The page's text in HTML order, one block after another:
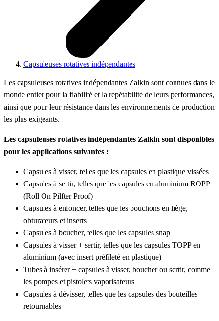
Capsuleuses rotatives indépendantes
Les capsuleuses rotatives indépendantes Zalkin sont connues dans le
monde entier pour la fiabilité et la répétabilité de leurs performances,
ainsi que pour leur résistance dans les environnements de production
les plus exigeants.
Les capsuleuses rotatives indépendantes Zalkin sont disponibles
pour les applications suivantes :
Capsules à visser, telles que les capsules en plastique vissées
Capsules à sertir, telles que les capsules en aluminium ROPP
(Roll On Pilfter Proof)
Capsules à enfoncer, telles que les bouchons en liège,
obturateurs et inserts
Capsules à boucher, telles que les capsules snap
Capsules à visser + sertir, telles que les capsules TOPP en
aluminium (avec insert préfileté en plastique)
Tubes à insérer + capsules à visser, boucher ou sertir, comme
les pompes et pistolets vaporisateurs
Capsules à dévisser, telles que les capsules des bouteilles
retournables